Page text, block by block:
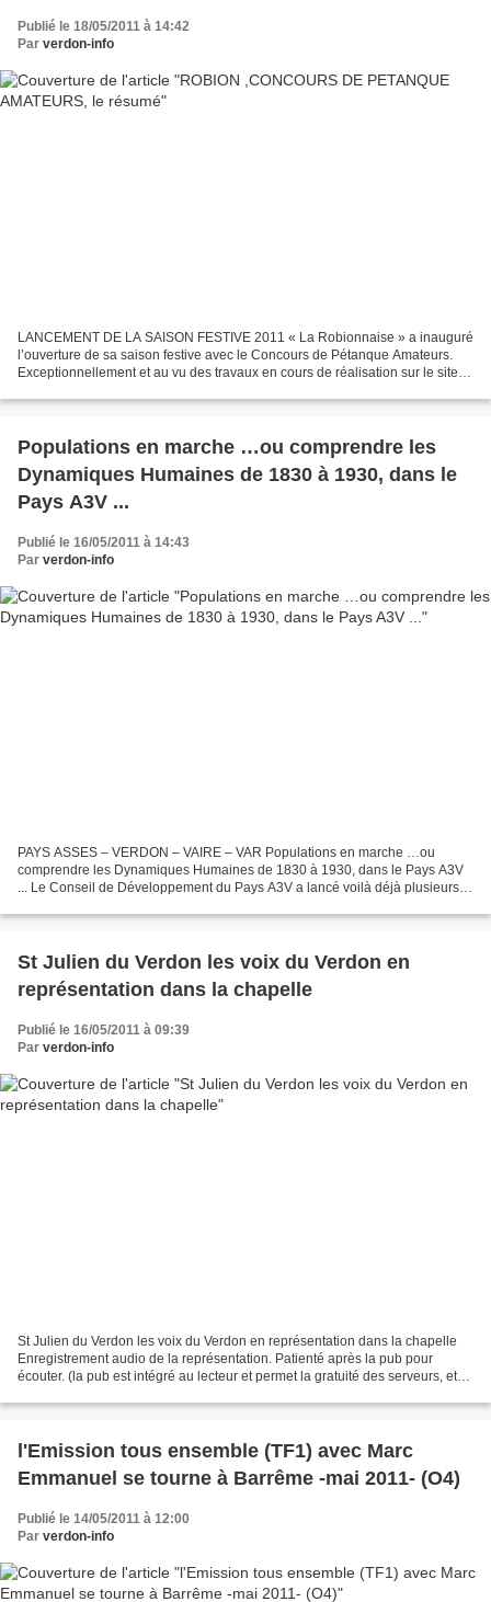
Publié le 18/05/2011 à 14:42
Par verdon-info
LANCEMENT DE LA SAISON FESTIVE 2011 « La Robionnaise » a inauguré
l’ouverture de sa saison festive avec le Concours de Pétanque Amateurs.
Exceptionnellement et au vu des travaux en cours de réalisation sur le site
Populations en marche …ou comprendre les
Dynamiques Humaines de 1830 à 1930, dans le
Pays A3V ...
Publié le 16/05/2011 à 14:43
Par verdon-info
PAYS ASSES – VERDON – VAIRE – VAR Populations en marche …ou
comprendre les Dynamiques Humaines de 1830 à 1930, dans le Pays A3V
... Le Conseil de Développement du Pays A3V a lancé voilà déjà plusieurs
St Julien du Verdon les voix du Verdon en
représentation dans la chapelle
Publié le 16/05/2011 à 09:39
Par verdon-info
St Julien du Verdon les voix du Verdon en représentation dans la chapelle
Enregistrement audio de la représentation. Patienté après la pub pour
écouter. (la pub est intégré au lecteur et permet la gratuité des serveurs, et
l'Emission tous ensemble (TF1) avec Marc
Emmanuel se tourne à Barrême -mai 2011- (O4)
Publié le 14/05/2011 à 12:00
Par verdon-info